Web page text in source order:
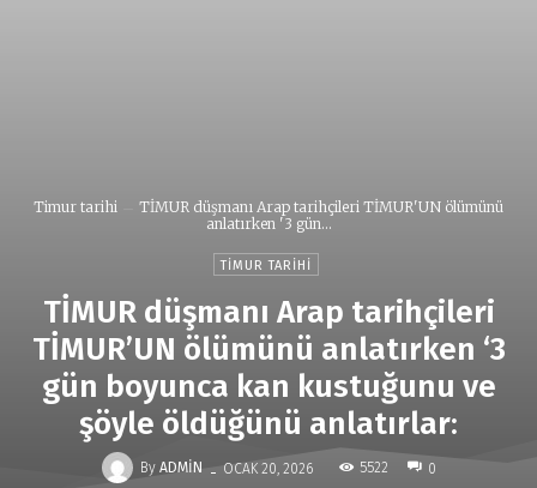
Timur tarihi
TİMUR düşmanı Arap tarihçileri TİMUR'UN ölümünü
anlatırken '3 gün...
TIMUR TARIHI
TİMUR düşmanı Arap tarihçileri
TİMUR’UN ölümünü anlatırken ‘3
gün boyunca kan kustuğunu ve
şöyle öldüğünü anlatırlar:
By ADMIN - OCAK 20, 2026 5522 0